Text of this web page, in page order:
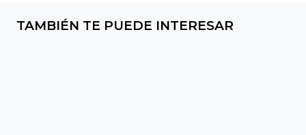
TAMBIÉN TE PUEDE INTERESAR